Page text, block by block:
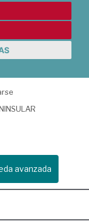
avanzada